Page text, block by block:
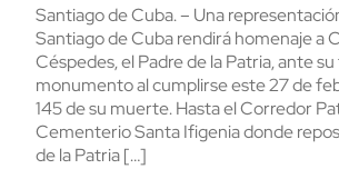
Santiago de Cuba. – Una
Santiago de Cuba rendirá homenaje a
Céspedes, el Padre de la Patria, ante
monumento al cumplirse este 27 de
145 de su muerte. Hasta el Corredor
Cementerio Santa Ifigenia donde
de la Patria […]